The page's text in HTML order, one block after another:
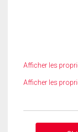
Afficher les
Afficher les